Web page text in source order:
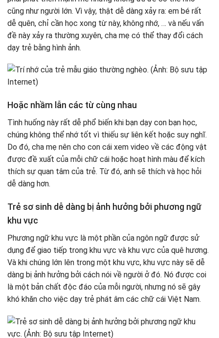
cũng như người lớn. Vì vậy, thật dễ dàng xảy ra: em bé rất
dễ quên, chỉ cần học xong từ này, không nhớ, … và nếu vấn
đề này xảy ra thường xuyên, cha mẹ có thể thay đổi cách
dạy trẻ bằng hình ảnh.
Hoặc nhầm lẫn các từ cùng nhau
Tình huống này rất dễ phổ biến khi bạn dạy con bạn học,
chúng không thể nhớ tốt vì thiếu sự liên kết hoặc suy nghĩ.
Do đó, cha mẹ nên cho con cái xem video về các động vật
được đề xuất của mỗi chữ cái hoặc hoạt hình màu để kích
thích sự quan tâm của trẻ. Từ đó, anh sẽ thích và học hỏi
dễ dàng hơn.
Trẻ sơ sinh dễ dàng bị ảnh hưởng bởi phương ngữ
khu vực
Phương ngữ khu vực là một phần của ngôn ngữ được sử
dụng để giao tiếp trong khu vực và khu vực của quê hương.
Và khi chúng lớn lên trong một khu vực, khu vực này sẽ dễ
dàng bị ảnh hưởng bởi cách nói về người ở đó. Nó được coi
là một bản chất độc đáo của mỗi người, nhưng nó sẽ gây
khó khăn cho việc dạy trẻ phát âm các chữ cái Việt Nam.